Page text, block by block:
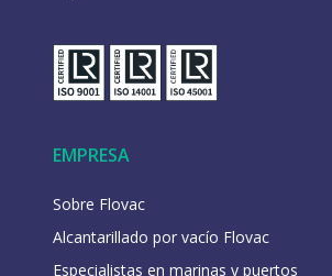
EMPRESA
Sobre Flovac
Alcantarillado por vacío Flovac
Especialistas en marinas y puertos